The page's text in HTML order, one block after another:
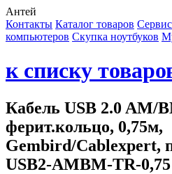
Антей
Контакты Каталог товаров
компьютеров Cкупка ноутбуков
к списку
Кабель USB 2.0 AM/
ферит.кольцо, 0,75м,
Gembird/Cablexpert,
USB2-AMBM-TR-0,75